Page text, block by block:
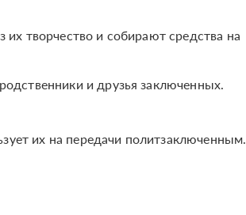
творчество и собирают средства на
и друзья заключенных.
их на передачи политзаключенным.